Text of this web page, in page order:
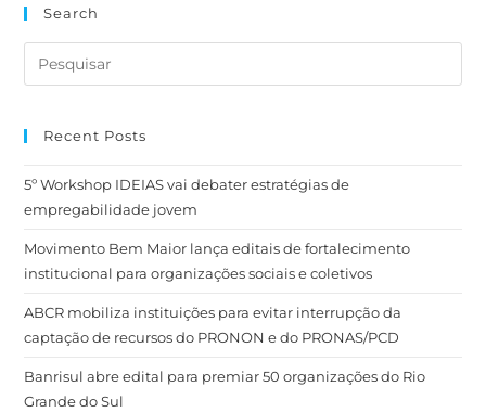
Search
Recent Posts
5º Workshop IDEIAS vai debater estratégias de
empregabilidade jovem
Movimento Bem Maior lança editais de fortalecimento
institucional para organizações sociais e coletivos
ABCR mobiliza instituições para evitar interrupção da
captação de recursos do PRONON e do PRONAS/PCD
Banrisul abre edital para premiar 50 organizações do Rio
Grande do Sul